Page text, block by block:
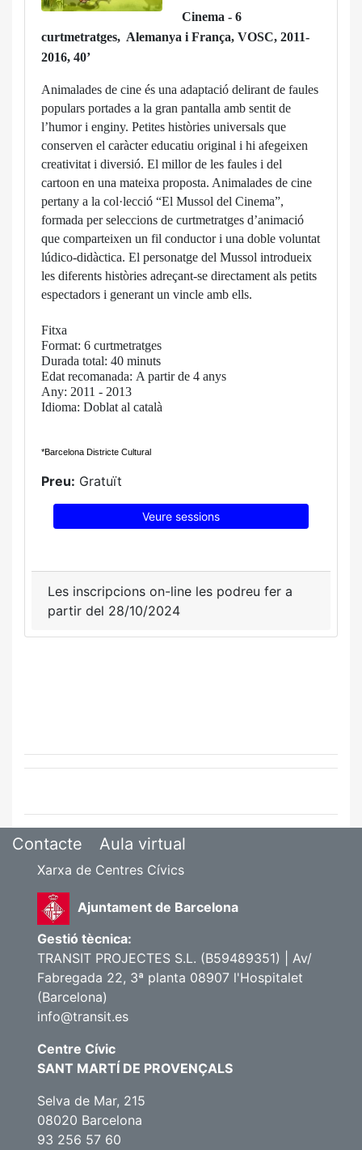
Cinema - 6
curtmetratges, Alemanya i França, VOSC, 2011-
2016, 40’
Animalades de cine és una adaptació delirant de faules
populars portades a la gran pantalla amb sentit de
l’humor i enginy. Petites històries universals que
conserven el caràcter educatiu original i hi afegeixen
creativitat i diversió. El millor de les faules i del
cartoon en una mateixa proposta. Animalades de cine
pertany a la col·lecció “El Mussol del Cinema”,
formada per seleccions de curtmetratges d’animació
que comparteixen un fil conductor i una doble voluntat
lúdico-didàctica. El personatge del Mussol introdueix
les diferents històries adreçant-se directament als petits
espectadors i generant un vincle amb ells.
Fitxa
Format: 6 curtmetratges
Durada total: 40 minuts
Edat recomanada: A partir de 4 anys
Any: 2011 - 2013
Idioma: Doblat al català
*Barcelona Districte Cultural
Preu: Gratuït
Veure sessions
Les inscripcions on-line les podreu fer a
partir del 28/10/2024
Contacte Aula virtual
Xarxa de Centres Cívics
Ajuntament de Barcelona
Gestió tècnica:
TRANSIT PROJECTES S.L. (B59489351) | Av/
Fabregada 22, 3ª planta 08907 l'Hospitalet
(Barcelona)
info@transit.es
Centre Cívic
SANT MARTÍ DE PROVENÇALS
Selva de Mar, 215
08020 Barcelona
93 256 57 60